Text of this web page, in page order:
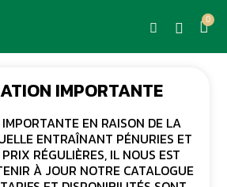
IMPORTANTE
EN RAISON DE LA
ENTRAÎNANT PÉNURIES ET
RÉGULIÈRES, IL NOUS EST
À JOUR NOTRE CATALOGUE